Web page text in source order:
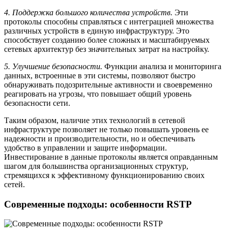
4. Поддержка большого количества устройств. Эти
протоколы способны справляться с интеграцией множества
различных устройств в единую инфраструктуру. Это
способствует созданию более сложных и масштабируемых
сетевых архитектур без значительных затрат на настройку.
5. Улучшение безопасности. Функции анализа и мониторинга
данных, встроенные в эти системы, позволяют быстро
обнаруживать подозрительные активности и своевременно
реагировать на угрозы, что повышает общий уровень
безопасности сети.
Таким образом, наличие этих технологий в сетевой
инфраструктуре позволяет не только повышать уровень ее
надежности и производительности, но и обеспечивать
удобство в управлении и защите информации.
Инвестирование в данные протоколы является оправданным
шагом для большинства организационных структур,
стремящихся к эффективному функционированию своих
сетей.
Современные подходы: особенности RSTP